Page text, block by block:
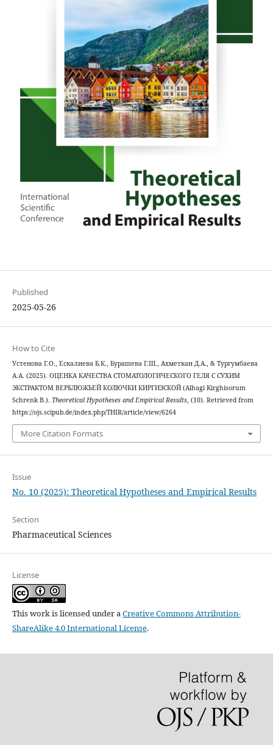
Published
2025-05-26
How to Cite
Устенова Г.О., Ескалиева Б.К., Бурашева Г.Ш., Ахметкан Д.А., & Тургумбаева
А.А. (2025). ОЦЕНКА КАЧЕСТВА СТОМАТОЛОГИЧЕСКОГО ГЕЛЯ С СУХИМ
ЭКСТРАКТОМ ВЕРБЛЮЖЬЕЙ КОЛЮЧКИ КИРГИЗСКОЙ (Alhagi Kirghisorum
Schrenk В.). Theoretical Hypotheses and Empirical Results, (10). Retrieved from
https://ojs.scipub.de/index.php/THIR/article/view/6264
More Citation Formats
Issue
No. 10 (2025): Theoretical Hypotheses and Empirical Results
Section
Pharmaceutical Sciences
License
This work is licensed under aCreative Commons Attribution-
ShareAlike 4.0 International License.